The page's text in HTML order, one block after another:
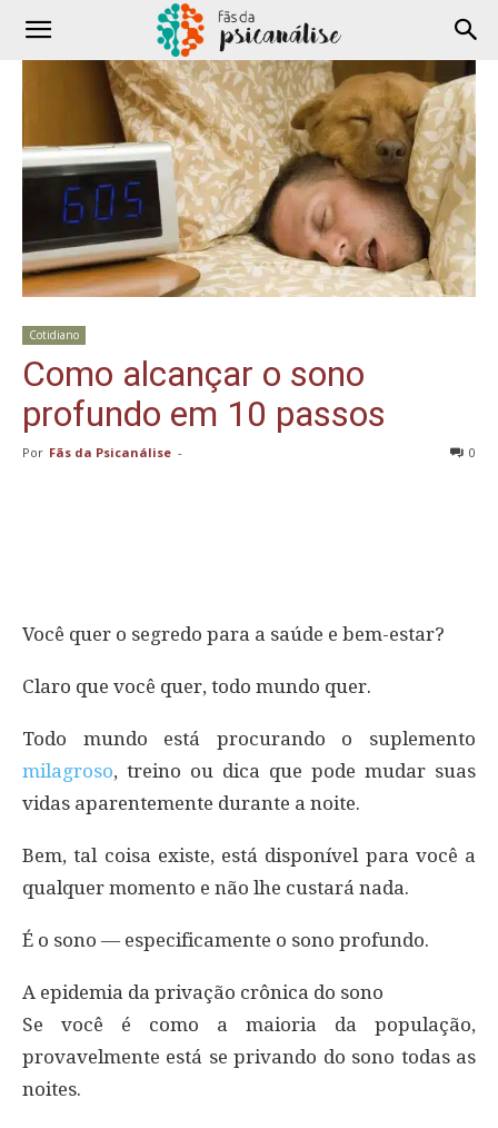
Cotidiano
Como alcançar o sono
profundo em 10 passos
Por Fãs da Psicanálise - 0
Você quer o segredo para a saúde e bem-estar?
Claro que você quer, todo mundo quer.
Todo mundo está procurando o suplemento
milagroso, treino ou dica que pode mudar suas
vidas aparentemente durante a noite.
Bem, tal coisa existe, está disponível para você a
qualquer momento e não lhe custará nada.
É o sono — especificamente o sono profundo.
A epidemia da privação crônica do sono
Se você é como a maioria da população,
provavelmente está se privando do sono todas as
noites.